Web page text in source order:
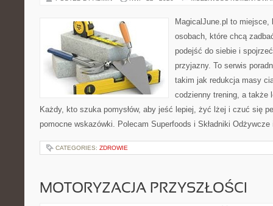
MagicalJune.pl to miejsce,
osobach, które chcą
podejść do siebie i
przyjazny. To serwis
takim jak redukcja masy
codzienny trening, a także
Każdy, kto szuka pomysłów, aby jeść lepiej, żyć lżej i czuć się
pomocne wskazówki. Polecam Superfoods i Składniki
CATEGORIES: ZDROWIE
MOTORYZACJA PRZYSZŁOŚCI